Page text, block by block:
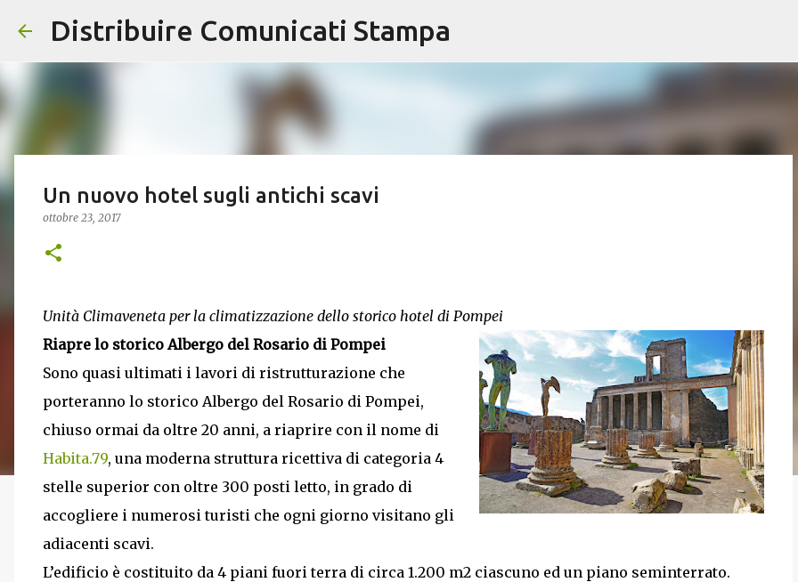
Distribuire Comunicati Stampa
Un nuovo hotel sugli antichi scavi
ottobre 23, 2017
Unità Climaveneta per la climatizzazione dello storico hotel di Pompei
Riapre lo storico Albergo del Rosario di Pompei
Sono quasi ultimati i lavori di ristrutturazione che
porteranno lo storico Albergo del Rosario di Pompei,
chiuso ormai da oltre 20 anni, a riaprire con il nome di
Habita.79, una moderna struttura ricettiva di categoria 4
stelle superior con oltre 300 posti letto, in grado di
accogliere i numerosi turisti che ogni giorno visitano gli
adiacenti scavi.
L’edificio è costituito da 4 piani fuori terra di circa 1.200 m2 ciascuno ed un piano seminterrato.